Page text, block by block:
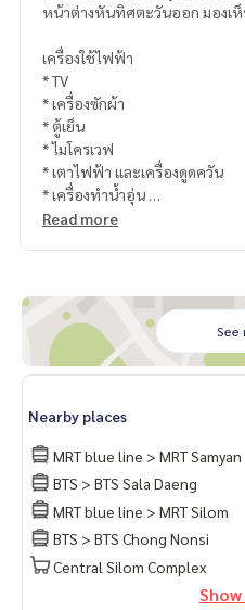
หน้าต่างหันทิศตะวันออก มองเห็
เครื่องใช้ไฟฟ้า
* TV
* เครื่องซักผ้า
* ตู้เย็น
* ไมโครเวฟ
* เตาไฟฟ้า และเครื่องดูดควัน
* เครื่องทำน้ำอุ่น
Read more
See
Nearby places
MRT blue line > MRT Samyan
BTS > BTS Sala Daeng
MRT blue line > MRT Silom
BTS > BTS Chong Nonsi
Central Silom Complex